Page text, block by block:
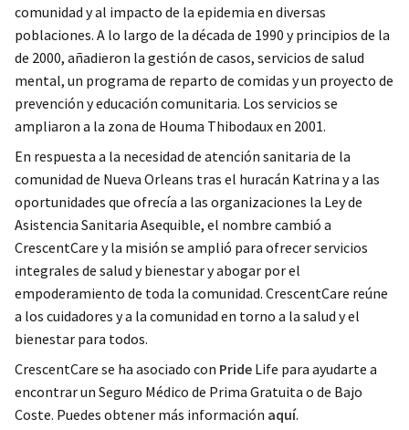
comunidad y al impacto de la epidemia en diversas
poblaciones. A lo largo de la década de 1990 y principios de la
de 2000, añadieron la gestión de casos, servicios de salud
mental, un programa de reparto de comidas y un proyecto de
prevención y educación comunitaria. Los servicios se
ampliaron a la zona de Houma Thibodaux en 2001.
En respuesta a la necesidad de atención sanitaria de la
comunidad de Nueva Orleans tras el huracán Katrina y a las
oportunidades que ofrecía a las organizaciones la Ley de
Asistencia Sanitaria Asequible, el nombre cambió a
CrescentCare y la misión se amplió para ofrecer servicios
integrales de salud y bienestar y abogar por el
empoderamiento de toda la comunidad. CrescentCare reúne
a los cuidadores y a la comunidad en torno a la salud y el
bienestar para todos.
CrescentCare se ha asociado con Pride Life para ayudarte a
encontrar un Seguro Médico de Prima Gratuita o de Bajo
Coste. Puedes obtener más información aquí.